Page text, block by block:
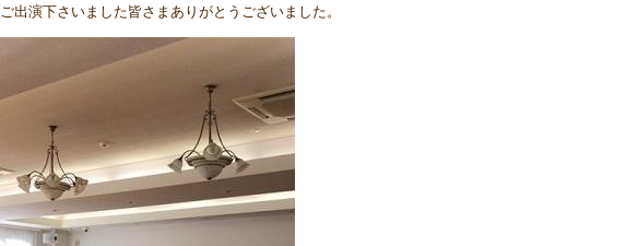
ご出演下さいました皆さまありがとうございました。